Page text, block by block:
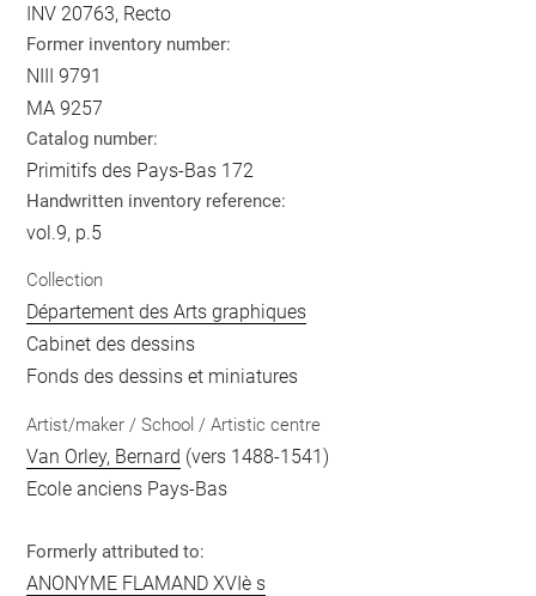
INV 20763, Recto
Former inventory number:
NIII 9791
MA 9257
Catalog number:
Primitifs des Pays-Bas 172
Handwritten inventory reference:
vol.9, p.5
Collection
Département des Arts graphiques
Cabinet des dessins
Fonds des dessins et miniatures
Artist/maker / School / Artistic centre
Van Orley, Bernard (vers 1488-1541)
Ecole anciens Pays-Bas
Formerly attributed to:
ANONYME FLAMAND XVIè s